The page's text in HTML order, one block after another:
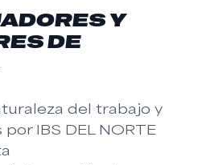
Y
DE
del trabajo y
IBS DEL NORTE